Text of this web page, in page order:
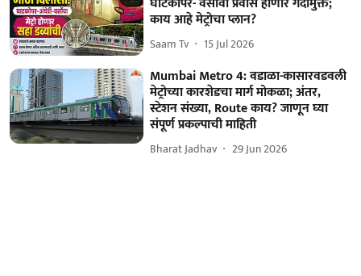
काय आहे मेट्रोचा प्लान?
Saam Tv 15 Jul 2026
Mumbai Metro 4: वडाळा-कासारवडवली
मेट्रोच्या कारशेडचा मार्ग मोकळा; अंतर,
स्टेशन संख्या, Route काय? जाणून घ्या
संपूर्ण प्रकल्पाची माहिती
Bharat Jadhav 29 Jun 2026